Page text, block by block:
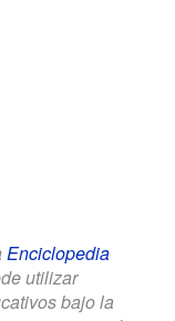
Enciclopedia
utilizar
bajo la